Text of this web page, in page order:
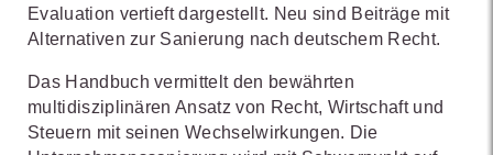
Evaluation vertieft dargestellt. Neu sind Beiträge mit
Alternativen zur Sanierung nach deutschem Recht.
Das Handbuch vermittelt den bewährten
multidisziplinären Ansatz von Recht, Wirtschaft und
Steuern mit seinen Wechselwirkungen. Die